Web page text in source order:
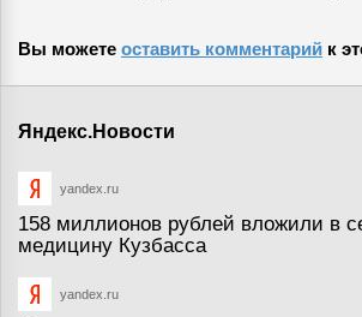
Вы можете оставить комментарий к
Яндекс.Новости
yandex.ru
158 миллионов рублей вложили в
медицину Кузбасса
yandex.ru